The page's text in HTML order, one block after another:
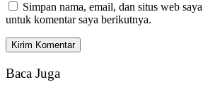
Simpan nama, email, dan situs web
untuk komentar saya berikutnya.
Baca Juga